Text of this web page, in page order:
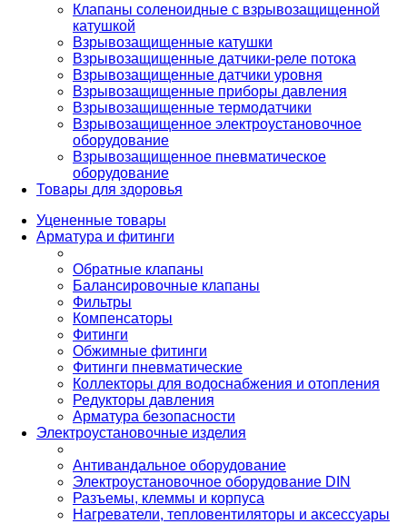
Клапаны соленоидные с взрывозащищенной
катушкой
Взрывозащищенные катушки
Взрывозащищенные датчики-реле потока
Взрывозащищенные датчики уровня
Взрывозащищенные приборы давления
Взрывозащищенные термодатчики
Взрывозащищенное электроустановочное
оборудование
Взрывозащищенное пневматическое
оборудование
Товары для здоровья
Уцененные товары
Арматура и фитинги
Обратные клапаны
Балансировочные клапаны
Фильтры
Компенсаторы
Фитинги
Обжимные фитинги
Фитинги пневматические
Коллекторы для водоснабжения и отопления
Редукторы давления
Арматура безопасности
Электроустановочные изделия
Антивандальное оборудование
Электроустановочное оборудование DIN
Разъемы, клеммы и корпуса
Нагреватели, тепловентиляторы и аксессуары